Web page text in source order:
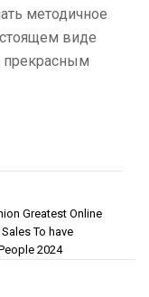
методичное
виде
прекрасным
Greatest Online
To have
2024